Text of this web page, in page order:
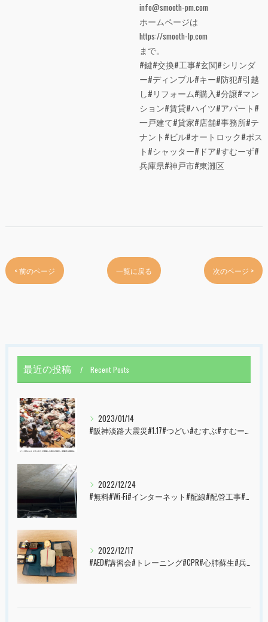
info@smooth-pm.com
ホームページは
https://smooth-lp.com
まで。
#鍵#交換#工事#玄関#シリンダ
ー#ディンプル#キー#防犯#引越
し#リフォーム#購入#分譲#マン
ション#賃貸#ハイツ#アパート#
一戸建て#貸家#店舗#事務所#テ
ナント#ビル#オートロック#ポス
ト#シャッター#ドア#すむーず#
兵庫県#神戸市#東灘区
< 前のページ 一覧に戻る 次のページ >
最近の投稿 Recent Posts
2023/01/14
2022/12/24
2022/12/17
#AED#講習会#トレーニング#CPR#心肺蘇生#兵庫県#神戸市#西宮市#すむーず#甲子園